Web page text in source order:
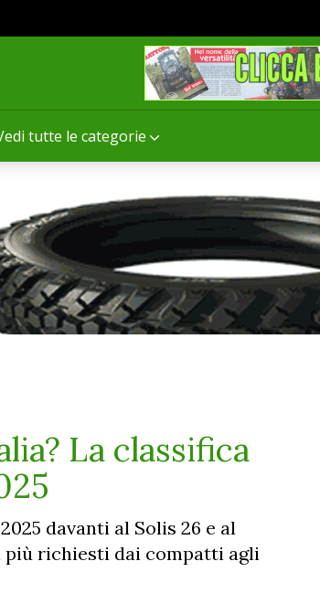
tutte le categorie
La classifica
davanti al Solis 26 e al
più richiesti dai compatti agli